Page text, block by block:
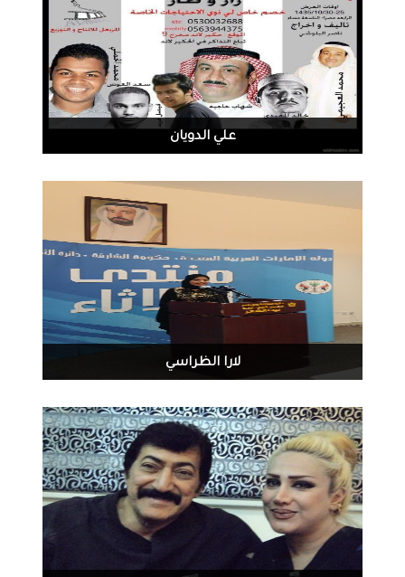
08-19-2014
0
علي الدويان
08-14-2014
0
2029
لارا الظراسي
08-14-2014
1800